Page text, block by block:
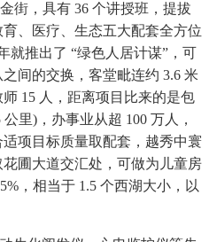
街，具有 36 个讲授班，提拔
、医疗、生态五大配套全方位
就推出了 “绿色人居计谋”，可
间的交换，客堂毗连约 3.6 米
15 人，距离项目比来的是包
里)，办事业从超 100 万人，
项目标质量取配套，越秀中寰
圃大道交汇处，可做为儿童房
，相当于 1.5 个西湖大小，以